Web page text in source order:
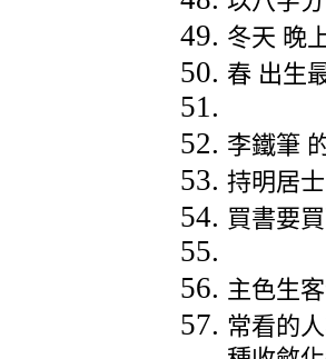
冬天 晚
春 出生
李鐵筆
持明居士
買書要
主色生
常看的